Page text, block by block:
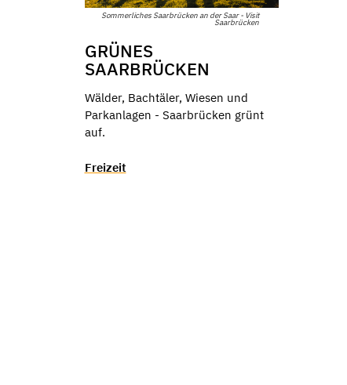
Sommerliches Saarbrücken an der Saar - Visit
Saarbrücken
GRÜNES
SAARBRÜCKEN
Wälder, Bachtäler, Wiesen und
Parkanlagen - Saarbrücken grünt
auf.
Freizeit